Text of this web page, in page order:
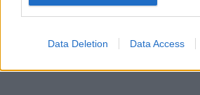
Data Deletion Data Access